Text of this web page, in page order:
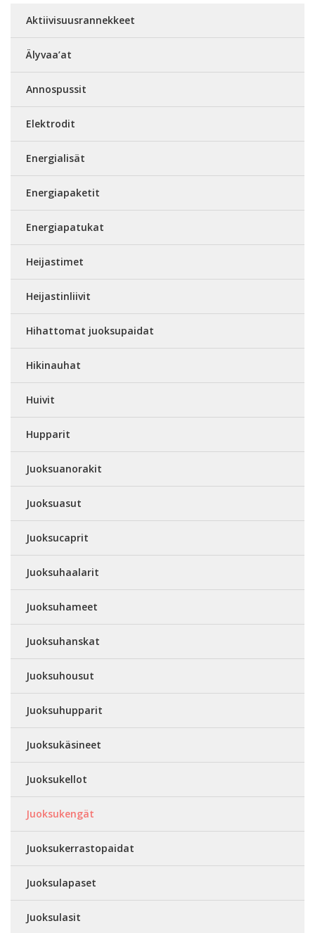
Aktiivisuusrannekkeet
Älyvaa’at
Annospussit
Elektrodit
Energialisät
Energiapaketit
Energiapatukat
Heijastimet
Heijastinliivit
Hihattomat juoksupaidat
Hikinauhat
Huivit
Hupparit
Juoksuanorakit
Juoksuasut
Juoksucaprit
Juoksuhaalarit
Juoksuhameet
Juoksuhanskat
Juoksuhousut
Juoksuhupparit
Juoksukäsineet
Juoksukellot
Juoksukengät
Juoksukerrastopaidat
Juoksulapaset
Juoksulasit